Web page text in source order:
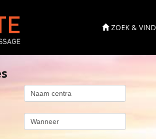
ZOEK & VIND